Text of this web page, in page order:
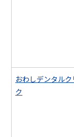
おわしデンタルク
ク